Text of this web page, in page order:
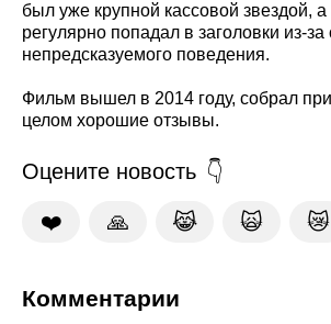
был уже крупной кассовой звездой,
регулярно попадал в заголовки из-за
непредсказуемого поведения.
Фильм вышел в 2014 году, собрал
целом хорошие отзывы.
Оцените новость
❤️ 🙏 😹 🙀 😿
Комментарии